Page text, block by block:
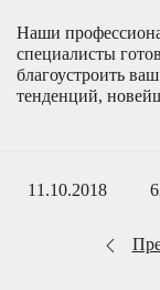
Наши
специалисты
благоустроить
тенденций,
11.10.2018